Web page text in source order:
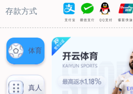
汉堡包装纸
包肉纸
吸油纸
新闻展示
公司新闻
行业资讯
联系我们